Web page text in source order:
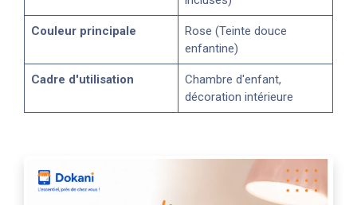
Couleur principale
Rose (Teinte douce
enfantine)
Cadre d'utilisation
Chambre d'enfant,
décoration intérieure